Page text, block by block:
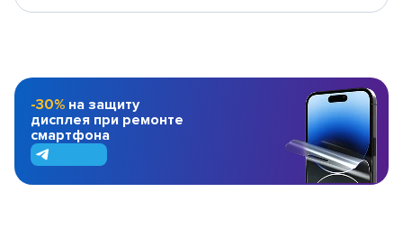
-30% на защиту
дисплея при ремонте
смартфона